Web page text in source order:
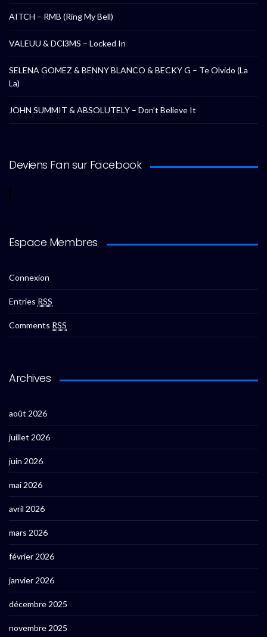
AITCH – RMB (Ring My Bell)
VALEUU & DCl3MS – Locked In
SELENA GOMEZ & BENNY BLANCO & BECKY G – Te Olvido (La
La)
JOHN SUMMIT & ABSOLUTELY – Don’t Believe It
Deviens Fan sur Facebook
Espace Membres
Connexion
Entries RSS
Comments RSS
Archives
août 2026
juillet 2026
juin 2026
mai 2026
avril 2026
mars 2026
février 2026
janvier 2026
décembre 2025
novembre 2025